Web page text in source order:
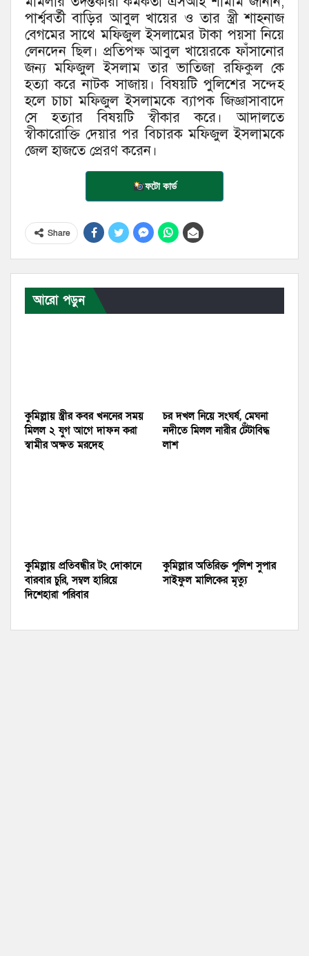
পার্শ্ববর্তী বাড়ির আবুল খায়ের ও তার স্ত্রী শাহনাজ
বেগমের সাথে মফিজুল ইসলামের টাকা পয়সা নিয়ে
লেনদেন ছিল। প্রতিপক্ষ আবুল খায়েরকে ফাঁসানোর
জন্য মফিজুল ইসলাম তার ভাতিজা রফিকুল কে
হত্যা করে নাটক সাজায়। বিষয়টি পুলিশের সন্দেহ
হলে চাচা মফিজুল ইসলামকে ব্যাপক জিজ্ঞাসাবাদে
সে হত্যার বিষয়টি স্বীকার করে। আদালতে
স্বীকারোক্তি দেয়ার পর বিচারক মফিজুল ইসলামকে
জেল হাজতে প্রেরণ করেন।
ফটো কার্ড
Share
আরো পড়ুন
কুমিল্লায় স্ত্রীর কবর খননের সময়
মিলল ২ যুগ আগে দাফন করা
স্বামীর অক্ষত মরদেহ
চর দখল নিয়ে সংঘর্ষ, মেঘনা
নদীতে মিলল নারীর টেঁটাবিদ্ধ
লাশ
কুমিল্লায় প্রতিবন্ধীর টং দোকানে
বারবার চুরি, সম্বল হারিয়ে
দিশেহারা পরিবার
কুমিল্লার অতিরিক্ত পুলিশ সুপার
সাইফুল মালিকের মৃত্যু